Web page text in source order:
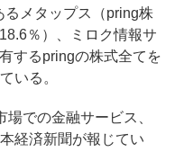
メタップス（pring株
％）、ミロク情報サ
するpringの株式全てを
いる。
での金融サービス、
経済新聞が報じてい